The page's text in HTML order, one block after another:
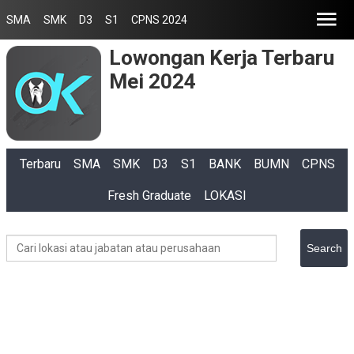
SMA SMK D3 S1 CPNS 2024
Lowongan Kerja Terbaru
Mei 2024
Terbaru SMA SMK D3 S1 BANK BUMN CPNS
Fresh Graduate LOKASI